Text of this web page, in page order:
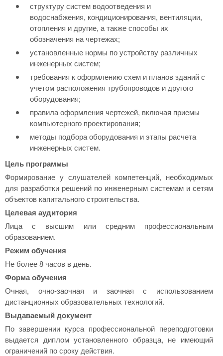
структуру систем водоотведения и
водоснабжения, кондиционирования, вентиляции,
отопления и другие, а также способы их
обозначения на чертежах;
установленные нормы по устройству различных
инженерных систем;
требования к оформлению схем и планов зданий с
учетом расположения трубопроводов и другого
оборудования;
правила оформления чертежей, включая приемы
компьютерного проектирования;
методы подбора оборудования и этапы расчета
инженерных систем.
Цель программы
Формирование у слушателей компетенций, необходимых
для разработки решений по инженерным системам и сетям
объектов капитального строительства.
Целевая аудитория
Лица с высшим или средним профессиональным
образованием.
Режим обучения
Не более 8 часов в день.
Форма обучения
Очная, очно-заочная и заочная с использованием
дистанционных образовательных технологий.
Выдаваемый документ
По завершении курса профессиональной переподготовки
выдается диплом установленного образца, не имеющий
ограничений по сроку действия.